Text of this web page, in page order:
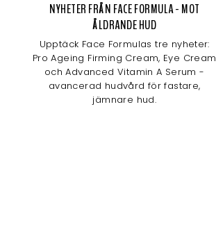
NYHETER FRÅN FACE FORMULA - MOT
ÅLDRANDE HUD
Upptäck Face Formulas tre nyheter:
Pro Ageing Firming Cream, Eye Cream
och Advanced Vitamin A Serum -
avancerad hudvård för fastare,
jämnare hud.